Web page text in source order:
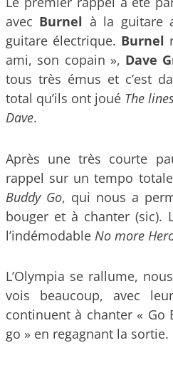
avec Burnel à la guitare
guitare électrique. Burnel
ami, son copain », Dave
tous très émus et c’est
total qu’ils ont joué The
Dave.
Après une très courte
rappel sur un tempo
Buddy Go, qui nous a
bouger et à chanter (sic).
l’indémodable No more
L’Olympia se rallume,
vois beaucoup, avec
continuent à chanter « Go
go » en regagnant la sortie.